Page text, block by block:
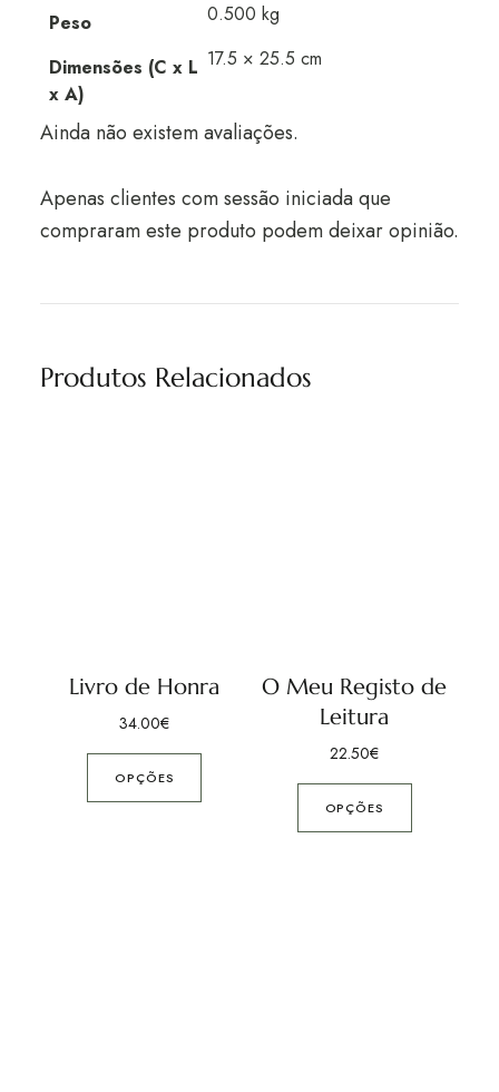
Peso 0.500 kg
Dimensões (C x L
x A)
17.5 × 25.5 cm
Ainda não existem avaliações.
Apenas clientes com sessão iniciada que
compraram este produto podem deixar opinião.
Produtos Relacionados
Livro de Honra
34.00€
OPÇÕES
O Meu Registo de
Leitura
22.50€
OPÇÕES